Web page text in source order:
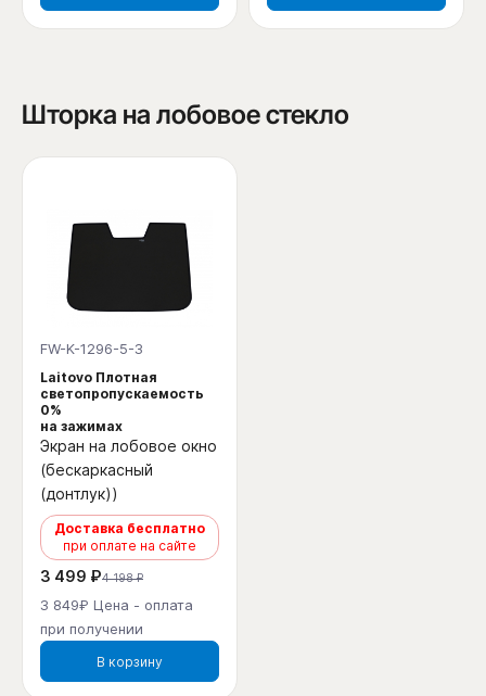
Шторка на лобовое стекло
FW-K-1296-5-3
Laitovo Плотная
светопропускаемость
0%
на зажимах
Экран на лобовое окно
(бескаркасный
(донтлук))
Доставка бесплатно
при оплате на сайте
3 499 ₽4 198 ₽
3 849₽ Цена - оплата
при получении
В корзину